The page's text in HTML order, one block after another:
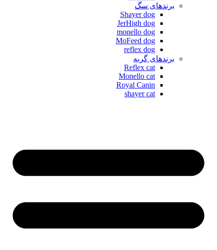
برندهای سگ
Shayer dog
JerHigh dog
monello dog
MoFeed dog
reflex dog
برندهای گربه
Reflex cat
Monello cat
Royal Canin
shayer cat